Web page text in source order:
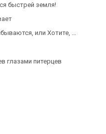
быстрей земля!
или Хотите, ...
глазами питерцев